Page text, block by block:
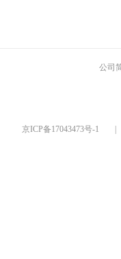
公司
京ICP备17043473号-1